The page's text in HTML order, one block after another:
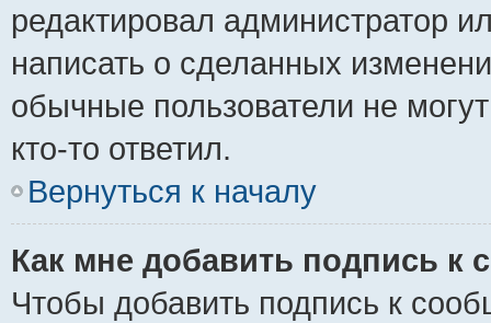
редактировал администратор
написать о сделанных
обычные пользователи не
кто-то ответил.
Вернуться к началу
Как мне добавить подпись к
Чтобы добавить подпись к